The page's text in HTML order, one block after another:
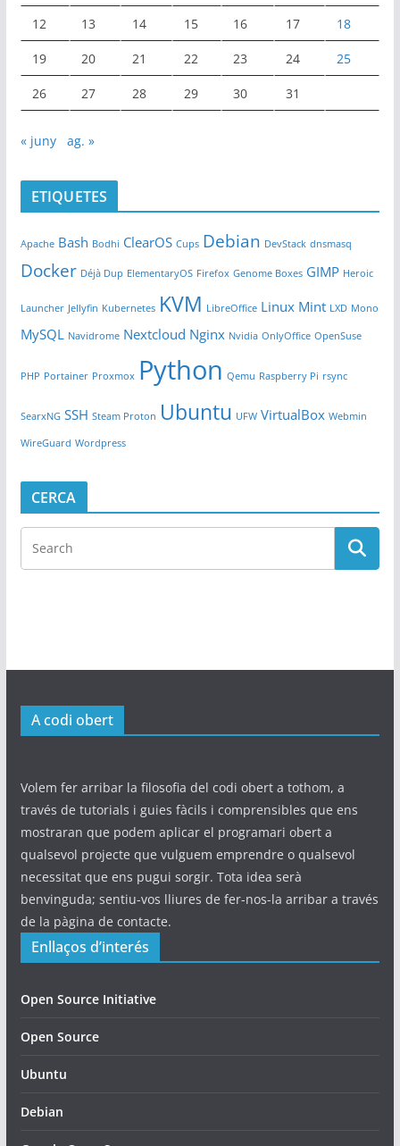
12 13 14 15 16 17 18
19 20 21 22 23 24 25
26 27 28 29 30 31
« juny ag. »
ETIQUETES
Apache Bash Bodhi ClearOS Cups Debian DevStack dnsmasq
Docker Déjà Dup ElementaryOS Firefox Genome Boxes GIMP Heroic
Launcher Jellyfin Kubernetes KVM LibreOffice Linux Mint LXD Mono
MySQL Navidrome Nextcloud Nginx Nvidia OnlyOffice OpenSuse
PHP Portainer Proxmox Python Qemu Raspberry Pi rsync
SearxNG SSH Steam Proton Ubuntu UFW VirtualBox Webmin
WireGuard Wordpress
CERCA
A codi obert
Volem fer arribar la filosofia del codi obert a tothom, a
través de tutorials i guies fàcils i comprensibles que ens
mostraran que podem aplicar el programari obert a
qualsevol projecte que vulguem emprendre o qualsevol
necessitat que ens pugui sorgir. Tota idea serà
benvinguda; sentiu-vos lliures de fer-nos-la arribar a través
de la pàgina de contacte.
Enllaços d’interés
Open Source Initiative
Open Source
Ubuntu
Debian